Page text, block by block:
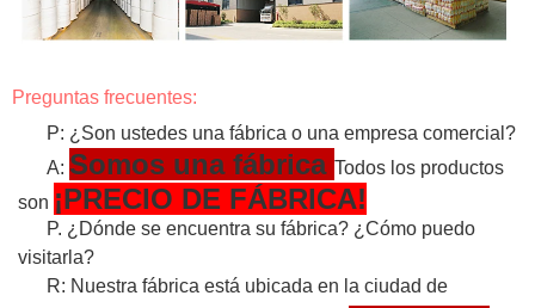
Preguntas frecuentes:
P: ¿Son ustedes una fábrica o una empresa comercial?
A: Somos una fábrica Todos los productos
son ¡PRECIO DE FÁBRICA!
P. ¿Dónde se encuentra su fábrica? ¿Cómo puedo
visitarla?
R: Nuestra fábrica está ubicada en la ciudad de